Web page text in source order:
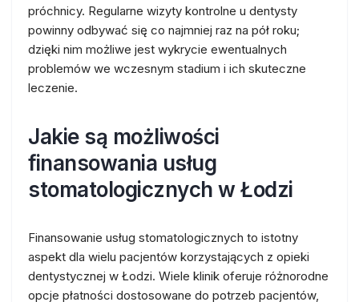
próchnicy. Regularne wizyty kontrolne u dentysty
powinny odbywać się co najmniej raz na pół roku;
dzięki nim możliwe jest wykrycie ewentualnych
problemów we wczesnym stadium i ich skuteczne
leczenie.
Jakie są możliwości
finansowania usług
stomatologicznych w Łodzi
Finansowanie usług stomatologicznych to istotny
aspekt dla wielu pacjentów korzystających z opieki
dentystycznej w Łodzi. Wiele klinik oferuje różnorodne
opcje płatności dostosowane do potrzeb pacjentów,